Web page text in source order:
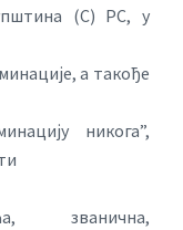
(С) РС, у
а такође
никога”,
званична,